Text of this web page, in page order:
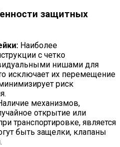
защитных
Наиболее
с четко
нишами для
исключает их перемещение
риск
механизмов,
открытие или
транспортировке, является
быть защелки, клапаны